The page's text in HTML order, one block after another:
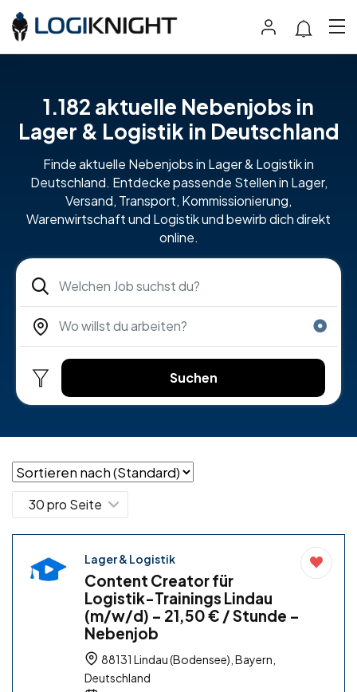
1.182 aktuelle Nebenjobs in
Lager & Logistik in Deutschland
Finde aktuelle Nebenjobs in Lager & Logistik in
Deutschland. Entdecke passende Stellen in Lager,
Versand, Transport, Kommissionierung,
Warenwirtschaft und Logistik und bewirb dich direkt
online.
Suchen
Lager & Logistik
Content Creator für
Logistik-Trainings Lindau
(m/w/d) – 21,50 € / Stunde –
Nebenjob
88131 Lindau (Bodensee), Bayern,
Deutschland